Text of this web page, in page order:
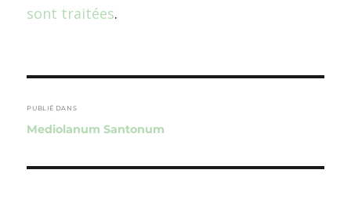
sont traitées.
de
l’article
PUBLIÉ DANS
Mediolanum Santonum